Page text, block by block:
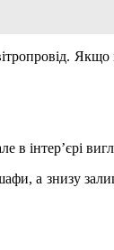
Якщо
інтер’єрі
а знизу